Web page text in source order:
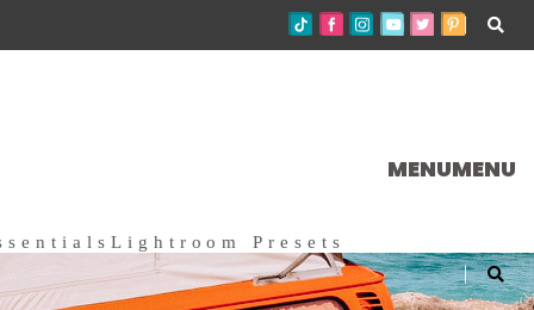
MENUMENU
Lightroom Presets